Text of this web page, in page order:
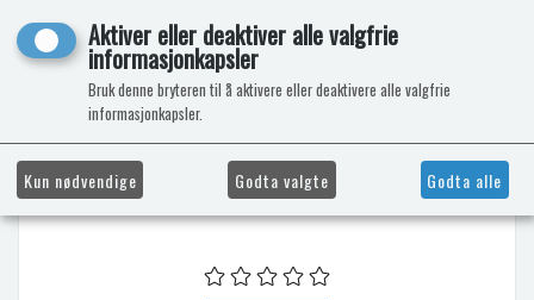
ADAPTER /DISTANSE 10MM
Adapter / distanse for økt taktykkelse Aventa
Aktiver eller deaktiver alle valgfrie
informasjonkapsler
Bruk denne bryteren til å aktivere eller deaktivere alle valgfrie
informasjonkapsler.
Kun nødvendige Godta valgte Godta alle